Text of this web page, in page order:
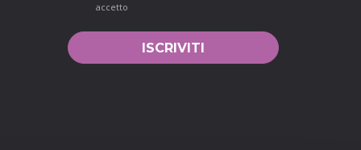
accetto